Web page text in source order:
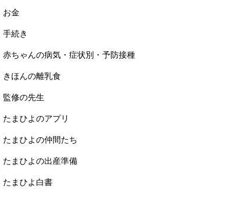
お金
手続き
赤ちゃんの病気・症状別・予防接種
きほんの離乳食
監修の先生
たまひよのアプリ
たまひよの仲間たち
たまひよの出産準備
たまひよ白書